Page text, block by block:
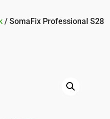
/ SomaFix Professional S28